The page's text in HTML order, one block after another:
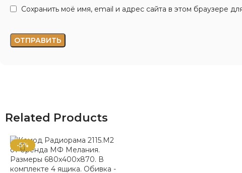
Сохранить моё имя, email и адрес сайта в этом браузере
Related Products
-5%